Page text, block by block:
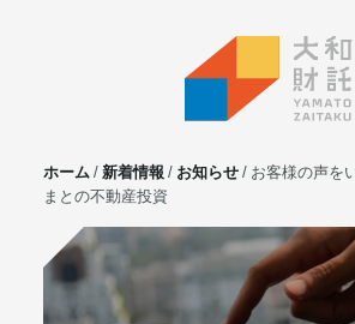
サービス
不動産投資
⼟地活⽤
ホーム 新着情報 お知らせ お客様の声を
まとの不動産投資